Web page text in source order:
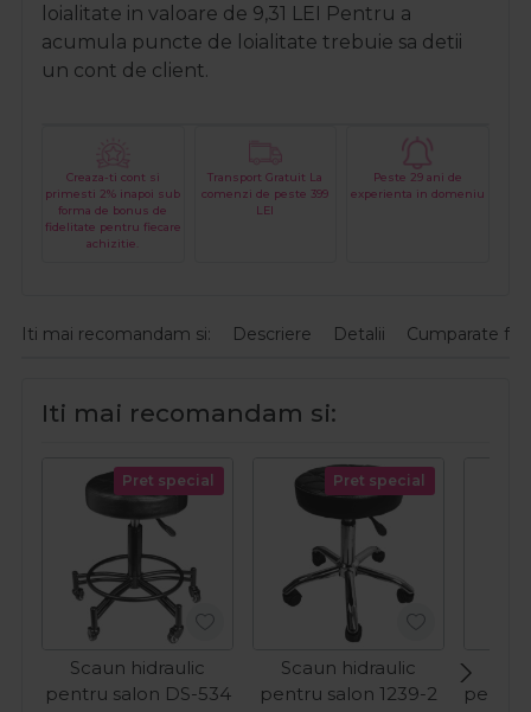
loialitate in valoare de 9,31 LEI Pentru a
acumula puncte de loialitate trebuie sa detii
un cont de client.
Creaza-ti cont si
primesti 2% inapoi sub
forma de bonus de
fidelitate pentru fiecare
achizitie.
Transport Gratuit La
comenzi de peste 399
LEI
Peste 29 ani de
experienta in domeniu
Iti mai recomandam si: Descriere Detalii Cumparate
Iti mai recomandam si:
Pret special
Scaun hidraulic
pentru salon DS-534
Pret special
Scaun hidraulic
pentru salon 1239-2
pentru